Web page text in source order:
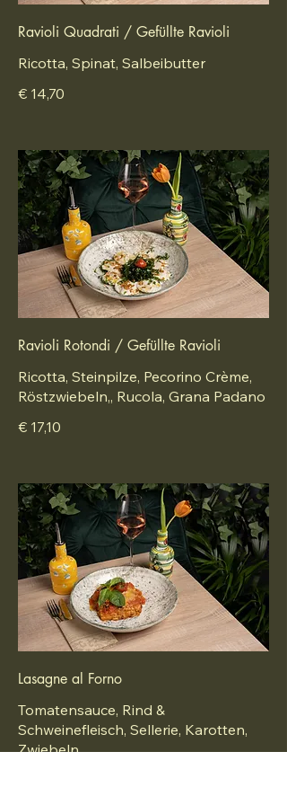
Ravioli Quadrati / Gefüllte Ravioli
Ricotta, Spinat, Salbeibutter
€ 14,70
Ravioli Rotondi / Gefüllte Ravioli
Ricotta, Steinpilze, Pecorino Crème,
Röstzwiebeln,, Rucola, Grana Padano
€ 17,10
Lasagne al Forno
Tomatensauce, Rind &
Schweinefleisch, Sellerie, Karotten,
Zwiebeln